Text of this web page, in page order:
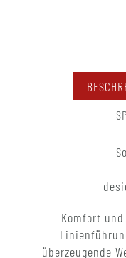
Komfort
überzeugende